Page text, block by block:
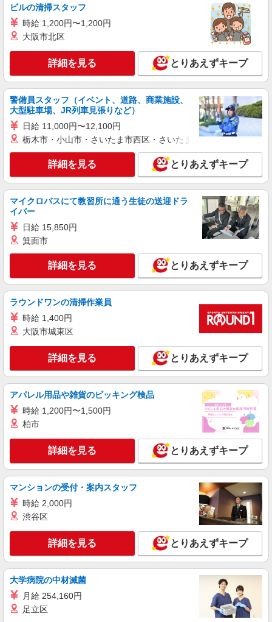
アルバイト
すき家 高崎IC店
すき家の店舗スタッフ（接客・調理・清掃な
時給1,438円
群馬県高崎市島野町大岩996-1
キープ 詳細を見る
アルバイト パート
久兵衛屋 高崎上並榎ハナミズキ通り店
うどん屋のホール・キッチン
時給1,070円＋交通費支給 ◆22時以降は時給
1,338円 ◆高校生は時給1,063円
群馬県高崎市上並榎町14-1
詳細を見る
パート
ココスのキッチン（フード）スタッフ
時給1150円 ※22:00〜翌5:00：時給1438円 ※
キープ 詳細を見る
アルバイト パート
丸亀製麺高崎大八木店
キッチン・ホールスタッフ（ランチタイム）
時給1200円〜 ※土日祝は時給50円UP
群馬県高崎市大八木町６５３－１
キープ 詳細を見る
アルバイト
ジョイフーズ 高崎上佐野店
食品スーパーでの青果スタッフ
［1］9-17時 時給1063円 ［2］17-22時 時給
1063円 ［3］22-翌5時 時給1329円 ［4］5-9時
時給1063円 ※日祝＋100円
群馬県高崎市上佐野町280-1
キープ 詳細を見る
ビルの清掃スタッフ
時給 1,200円〜1,200円
大阪市北区
詳細を見る とりあえずキープ
警備員スタッフ（イベント、道路、商業施設、
大型駐車場、JR列車見張りなど）
日給 11,000円〜12,100円
栃木市・小山市・さいたま市西区・さいたま市岩槻区・久喜市・
詳細を見る とりあえずキープ
マイクロバスにて教習所に通う生徒の送迎ドラ
イバー
日給 15,850円
箕面市
詳細を見る とりあえずキープ
ラウンドワンの清掃作業員
時給 1,400円
大阪市城東区
詳細を見る とりあえずキープ
アパレル用品や雑貨のピッキング検品
時給 1,200円〜1,500円
柏市
詳細を見る とりあえずキープ
マンションの受付・案内スタッフ
時給 2,000円
渋谷区
詳細を見る とりあえずキープ
大学病院の中材滅菌
月給 254,160円
足立区